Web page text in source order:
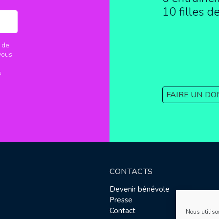
Nous
10 filles
FAIRE UN
CONTACTS
Devenir bénévole
Presse
Contact